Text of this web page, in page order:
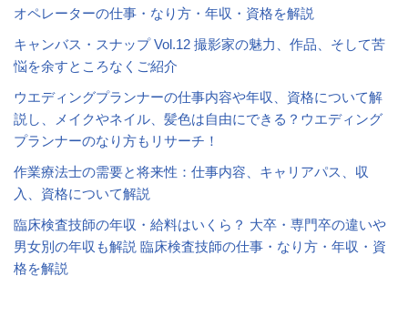
オペレーターの仕事・なり方・年収・資格を解説
キャンバス・スナップ Vol.12 撮影家の魅力、作品、そして苦
悩を余すところなくご紹介
ウエディングプランナーの仕事内容や年収、資格について解
説し、メイクやネイル、髪色は自由にできる？ウエディング
プランナーのなり方もリサーチ！
作業療法士の需要と将来性：仕事内容、キャリアパス、収
入、資格について解説
臨床検査技師の年収・給料はいくら？ 大卒・専門卒の違いや
男女別の年収も解説 臨床検査技師の仕事・なり方・年収・資
格を解説